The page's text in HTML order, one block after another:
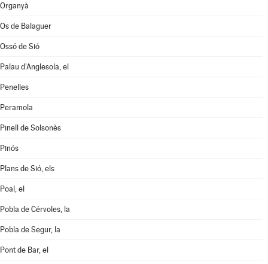
Organyà
Os de Balaguer
Ossó de Sió
Palau d'Anglesola, el
Penelles
Peramola
Pinell de Solsonès
Pinós
Plans de Sió, els
Poal, el
Pobla de Cérvoles, la
Pobla de Segur, la
Pont de Bar, el